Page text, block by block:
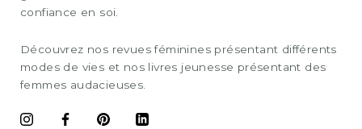
confiance en soi.
Découvrez nos revues féminines présentant différents
modes de vies et nos livres jeunesse présentant des
femmes audacieuses.